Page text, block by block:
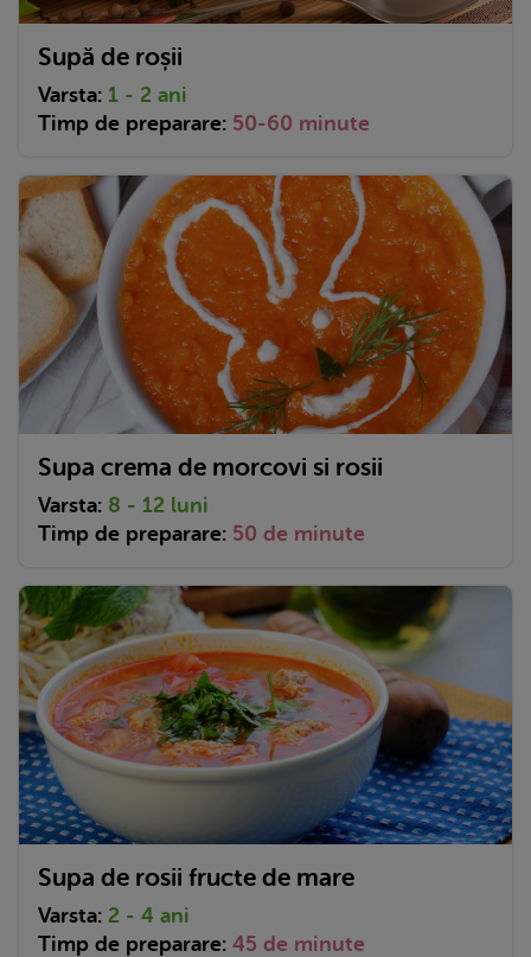
Supă de roșii
Varsta: 1 - 2 ani
Timp de preparare: 50-60 minute
Supa crema de morcovi si rosii
Varsta: 8 - 12 luni
Timp de preparare: 50 de minute
Supa de rosii fructe de mare
Varsta: 2 - 4 ani
Timp de preparare: 45 de minute